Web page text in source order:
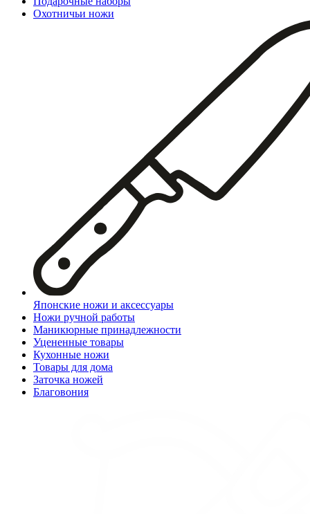
Охотничьи ножи
Японские ножи и аксессуары
Ножи ручной работы
Маникюрные принадлежности
Уцененные товары
Кухонные ножи
Товары для дома
Заточка ножей
Благовония